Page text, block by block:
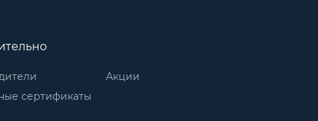
сертификаты
Акции